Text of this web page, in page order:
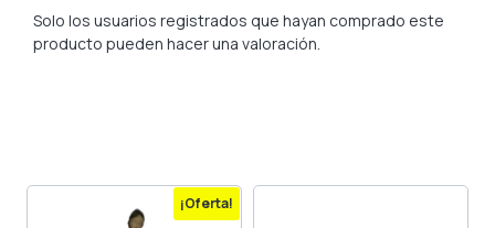
Solo los usuarios registrados que hayan comprado este
producto pueden hacer una valoración.
¡Oferta!